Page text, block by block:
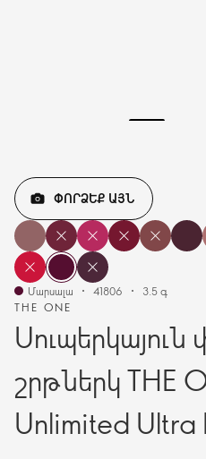
THE ONE
Սուպերկայուն
շրթներկ THE
Unlimited Ultra
ՓՈՐՁԵՔ ԱՅՆ
Մարսալա 41806 3.5 գ